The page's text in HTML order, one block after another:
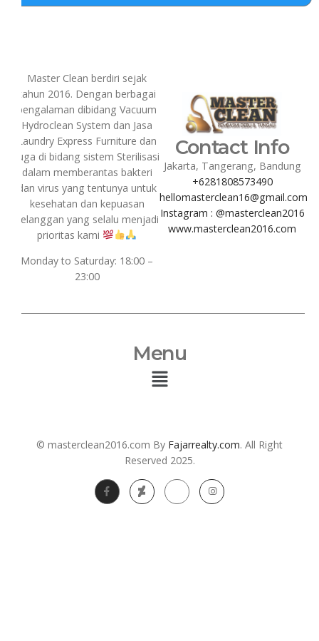
Contact Info
Jakarta, Tangerang, Bandung
+6281808573490
hellomasterclean16@gmail.com
Instagram : @masterclean2016
www.masterclean2016.com
Master Clean berdiri sejak
tahun 2016. Dengan berbagai
pengalaman dibidang Vacuum
Hydroclean System dan Jasa
Laundry Express Furniture dan
juga di bidang sistem Sterilisasi
dalam memberantas bakteri
dan virus yang tentunya untuk
kesehatan dan kepuasan
pelanggan yang selalu menjadi
prioritas kami
Monday to Saturday: 18:00 –
23:00
Menu
© masterclean2016.com By Fajarrealty.com. All Right
Reserved 2025.